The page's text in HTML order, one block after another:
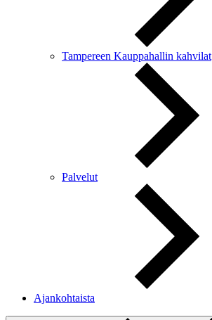
Tampereen Kauppahallin kahvilat
Palvelut
Ajankohtaista